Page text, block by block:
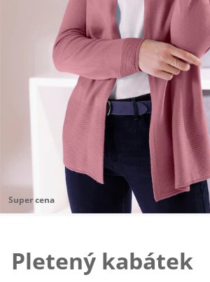
Super cena
Pletený kabátek